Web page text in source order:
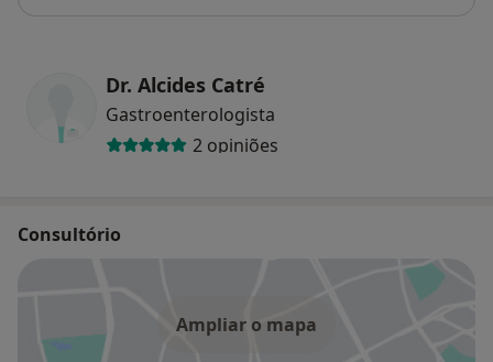
Dr. Alcides Catré
Gastroenterologista
2 opiniões
Consultório
Ampliar o mapa